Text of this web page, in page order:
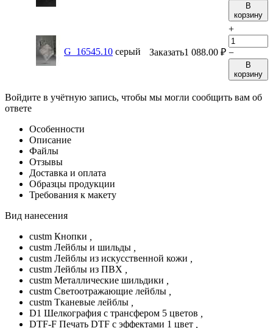
В
корзину
G_16545.10 серый Заказать1 088.00 ₽
+
−
В
корзину
Войдите в учётную запись, чтобы мы могли сообщить вам об
ответе
Особенности
Описание
Файлы
Отзывы
Доставка и оплата
Образцы продукции
Требования к макету
Вид нанесения
custm Кнопки
custm Лейблы и шильды
custm Лейблы из искусственной кожи
custm Лейблы из ПВХ
custm Металлические шильдики
custm Светоотражающие лейблы
custm Тканевые лейблы
D1 Шелкография с трансфером 5 цветов
DTF-F Печать DTF с эффектами 1 цвет